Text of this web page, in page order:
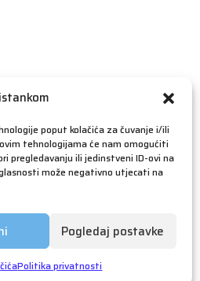
poput kolačića za čuvanje i/ili
tehnologijama će nam omogućiti
pregledavanju ili jedinstveni ID-ovi na
može negativno utjecati na
Pogledaj postavke
Politika privatnosti